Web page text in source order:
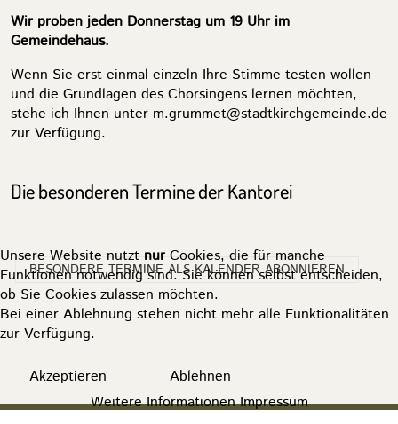
Wir proben jeden Donnerstag um 19 Uhr im
Gemeindehaus.
Wenn Sie erst einmal einzeln Ihre Stimme testen wollen
und die Grundlagen des Chorsingens lernen möchten,
stehe ich Ihnen unter m.grummet@stadtkirchgemeinde.de
zur Verfügung.
Die besonderen Termine der Kantorei
BESONDERE TERMINE ALS KALENDER ABONNIEREN
Unsere Website nutzt nur Cookies, die für manche
Funktionen notwendig sind. Sie können selbst entscheiden,
ob Sie Cookies zulassen möchten.
Bei einer Ablehnung stehen nicht mehr alle Funktionalitäten
zur Verfügung.
Akzeptieren
Ablehnen
Weitere Informationen Impressum